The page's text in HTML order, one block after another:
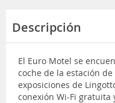
Descripción
El Euro Motel se
coche de la estación
exposiciones de
conexión Wi-Fi gratuita